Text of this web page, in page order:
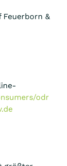
Feuerborn &
odr